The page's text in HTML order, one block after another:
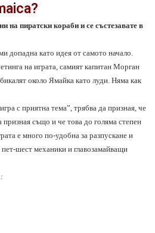
на пиратски кораби и се състезавате в
допадна като идея от самото начало.
на играта, самият капитан Морган
около Ямайка като луди. Няма как
с приятна тема”, трябва да призная, че
призная също и че това до голяма степен
е много по-удобна за разпускане и
шест механики и главозамайващи
: